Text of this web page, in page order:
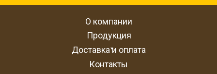
О компании
Продукция
Доставка и оплата
Контакты